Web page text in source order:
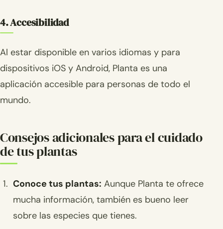
4. Accesibilidad
Al estar disponible en varios idiomas y para
dispositivos iOS y Android, Planta es una
aplicación accesible para personas de todo el
mundo.
Consejos adicionales para el cuidado
de tus plantas
Conoce tus plantas: Aunque Planta te ofrece
mucha información, también es bueno leer
sobre las especies que tienes.